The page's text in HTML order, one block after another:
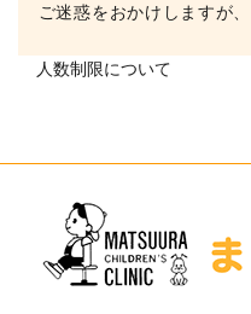
ご迷惑をおかけしますが
人数制限について